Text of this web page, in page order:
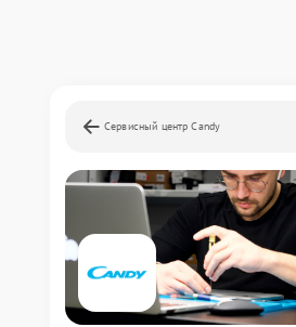
Сервисный центр Candy